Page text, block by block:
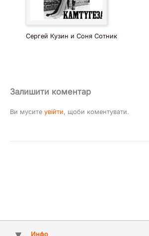
Сергей Кузин и Соня Сотник
Залишити коментар
Ви мусите увійти, щоби коментувати.
Инфо